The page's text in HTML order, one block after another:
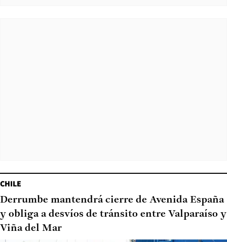
CHILE
Derrumbe mantendrá cierre de Avenida España
y obliga a desvíos de tránsito entre Valparaíso y
Viña del Mar